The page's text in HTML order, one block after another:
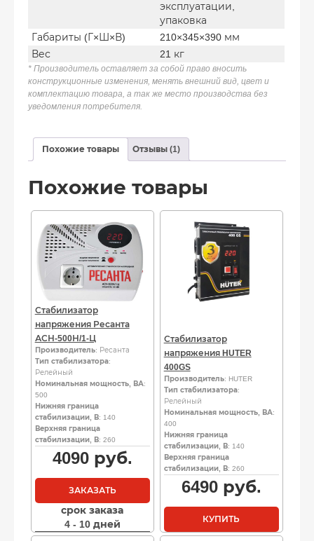
эксплуатации,
упаковка
Габариты (Г×Ш×В)
210×345×390 мм
Вес
21 кг
* Производитель оставляет за собой право вносить
конструкционные изменения, менять внешний вид, цвет и
комплектацию товара, а так же место производства без
уведомления потребителя.
Похожие товары Отзывы (1)
Похожие товары
Стабилизатор
напряжения Ресанта
АСН-500Н/1-Ц
Производитель: Ресанта
Тип стабилизатора:
Релейный
Номинальная мощность, ВА:
500
Нижняя граница
стабилизации, В: 140
Верхняя граница
стабилизации, В: 260
4090руб.
ЗАКАЗАТЬ
срок заказа
4 - 10 дней
Стабилизатор
напряжения HUTER
400GS
Производитель: HUTER
Тип стабилизатора:
Релейный
Номинальная мощность, ВА:
400
Нижняя граница
стабилизации, В: 140
Верхняя граница
стабилизации, В: 260
6490руб.
КУПИТЬ